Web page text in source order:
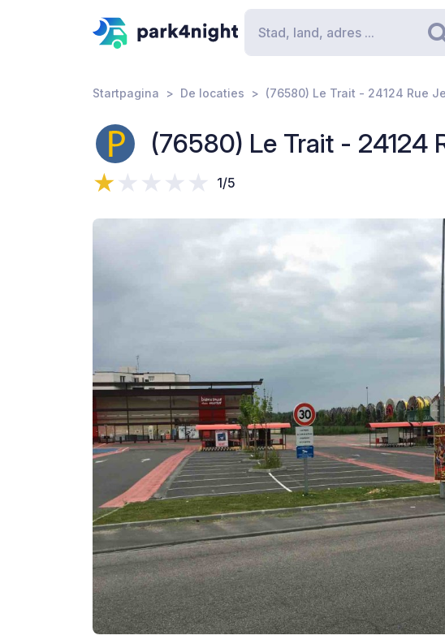
Startpagina De locaties (76580) Le Trait - 24124 Rue
(76580) Le Trait - 24124
1/5